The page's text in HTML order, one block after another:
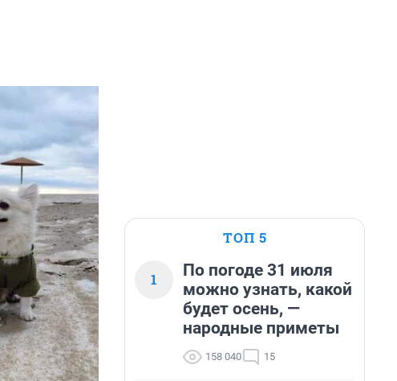
ТОП 5
1
По погоде 31 июля
можно узнать, какой
будет осень, —
народные приметы
158 040 15